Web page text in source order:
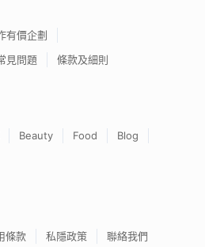
有價企劃
見問題 條款及細則
Beauty Food
Blog
條款 私隱政策 聯絡我們